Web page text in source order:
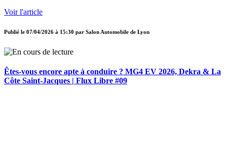
Voir l'article
Publié le 07/04/2026 à 15:30 par Salon Automobile de Lyon
Êtes-vous encore apte à conduire ? MG4 EV 2026, Dekra & La
Côte Saint-Jacques | Flux Libre #09